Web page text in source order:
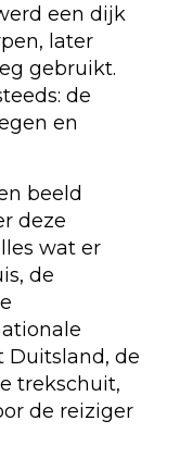
een dijk
later
gebruikt.
de
en
beeld
deze
wat er
de
Duitsland, de
trekschuit,
de reiziger